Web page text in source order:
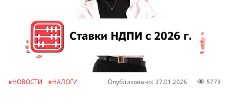
#НОВОСТИ #НАЛОГИ Опубликовано: 27.01.2026 5778